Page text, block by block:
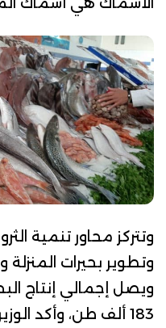
الأسماك هي أسماك
وتتركز محاور تنمية
وتطوير بحيرات المنزلة
ويصل إجمالي إنتاج
183 ألف طن، وأكد